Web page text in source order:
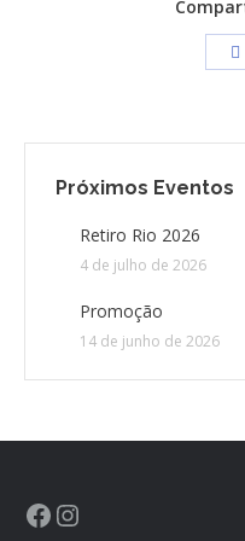
HISTÓRIA DE CCA/BR
Próximos Eventos
Retiro Rio 2026
4 de julho de 2026
Promoção
14 de junho de 2026